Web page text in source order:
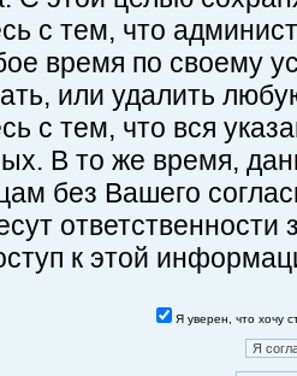
с тем, что
время по своему
или удалить
с тем, что вся
В то же время,
без Вашего
ответственности
к этой
Я уверен, что хочу